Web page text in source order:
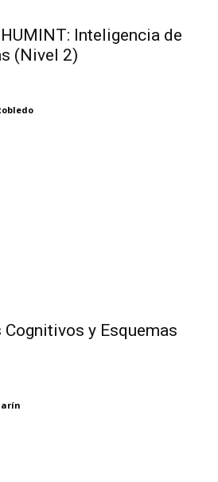
Inteligencia de
(Nivel 2)
Cognitivos y Esquemas